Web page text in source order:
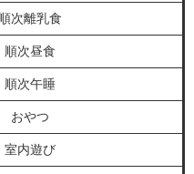
順次離乳食
順次昼食
順次午睡
おやつ
室内遊び